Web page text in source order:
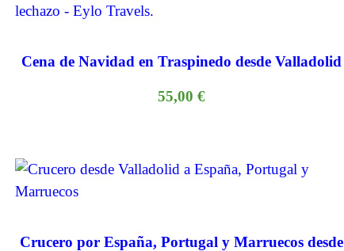
Cena de Navidad en Traspinedo desde Valladolid
55,00 €
Crucero por España, Portugal y Marruecos desde